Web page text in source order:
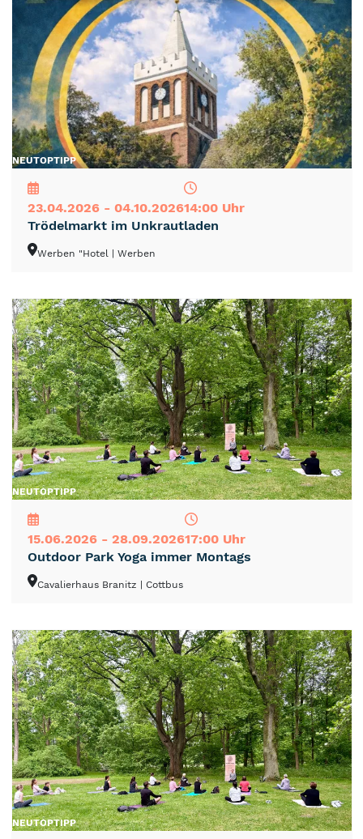
NEUTOPTIPP
23.04.2026 - 04.10.202614:00 Uhr
Trödelmarkt im Unkrautladen
Werben "Hotel | Werben
NEUTOPTIPP
15.06.2026 - 28.09.202617:00 Uhr
Outdoor Park Yoga immer Montags
Cavalierhaus Branitz | Cottbus
NEUTOPTIPP